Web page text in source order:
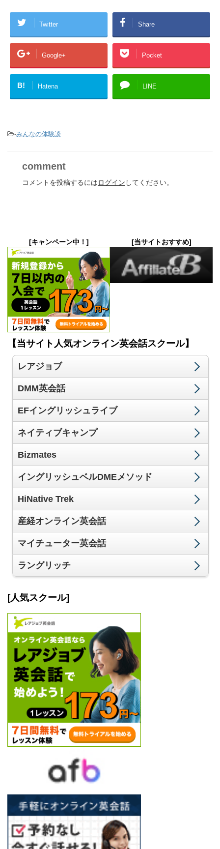
Twitter Share
Google+ Pocket
B! Hatena LINE
-みんなの体験談
comment
コメントを投稿するにはログイン してください。
[キャンペーン中！] [当サイトおすすめ]
【当サイト人気オンライン英会話スクール】
レアジョブ
DMM英会話
EFイングリッシュライブ
ネイティブキャンプ
Bizmates
イングリッシュベルDMEメソッド
HiNative Trek
産経オンライン英会話
マイチューター英会話
ラングリッチ
[人気スクール]